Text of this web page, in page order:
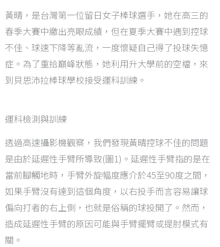
黃晴，是台灣第一位留日女子棒球選手，她在高三的
春季大賽中繳出亮眼成績，但在夏季大賽中遇到控球
不佳、球速下降等亂流，一度懷疑自己得了投球失憶
症。為了重拾巔峰狀態，她利用升大學前的空檔，來
到貝思沛拉棒球學校接受運科訓練。
運科檢測與訓練
透過高速攝影機觀察，我們發現黃晴控球不佳的問題
是由於延遲性手臂所導致(圖1)。延遲性手臂指的是在
當前腳觸地時，手臂外旋幅度應介於45至90度之間，
如果手臂沒有達到這個角度，以右投手而言容易讓球
偏向打者的右上側，也就是俗稱的球投開了。然而，
造成延遲性手臂的原因可能與手臂擺臂或提肘模式有
關。